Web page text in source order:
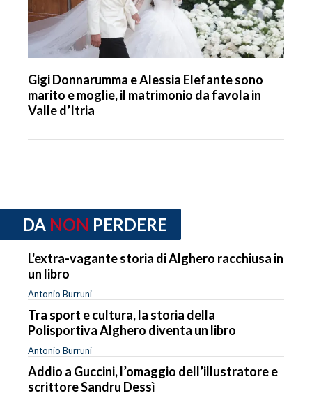
Gigi Donnarumma e Alessia Elefante sono
marito e moglie, il matrimonio da favola in
Valle d’Itria
DA NON PERDERE
L'extra-vagante storia di Alghero racchiusa in
un libro
Antonio Burruni
Tra sport e cultura, la storia della
Polisportiva Alghero diventa un libro
Antonio Burruni
Addio a Guccini, l’omaggio dell’illustratore e
scrittore Sandru Dessì